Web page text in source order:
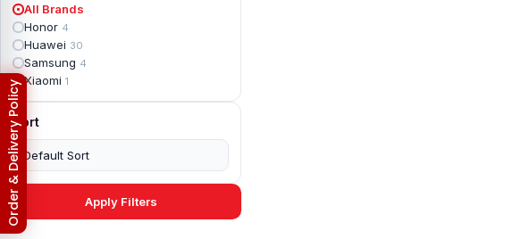
Apple iPad mini 2
Apple iPad Mini 3
Apple iPad mini 4
Apple iPad Pro 10.5
Apple iPad Pro 11
Apple iPad Pro 12.96
Apple iPad Pro 12.9 2nd Gen
Apple iPad Pro 9.7 (2016)6
Apple iPad Pro 9.7 (2018)
4
Asus ROG Phone 2
Asus ROG Phone 3
All Brands
Honor 4
Huawei 30
Samsung 4
Xiaomi 1
Sort
Apply Filters
Return & Refund Policy